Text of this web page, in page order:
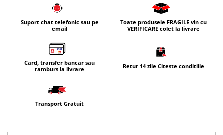
Suport chat telefonic sau pe
email
Toate produsele FRAGILE vin cu
VERIFICARE colet la livrare
Card, transfer bancar sau
ramburs la livrare
Retur 14 zile Citește condițiile
Transport Gratuit